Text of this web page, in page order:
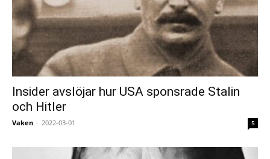
Insider avslöjar hur USA sponsrade Stalin
och Hitler
Vaken - 2022-03-01 5